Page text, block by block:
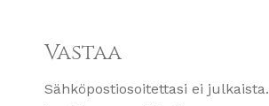
Vastaa
Sähköpostiosoitettasi ei julkaista.